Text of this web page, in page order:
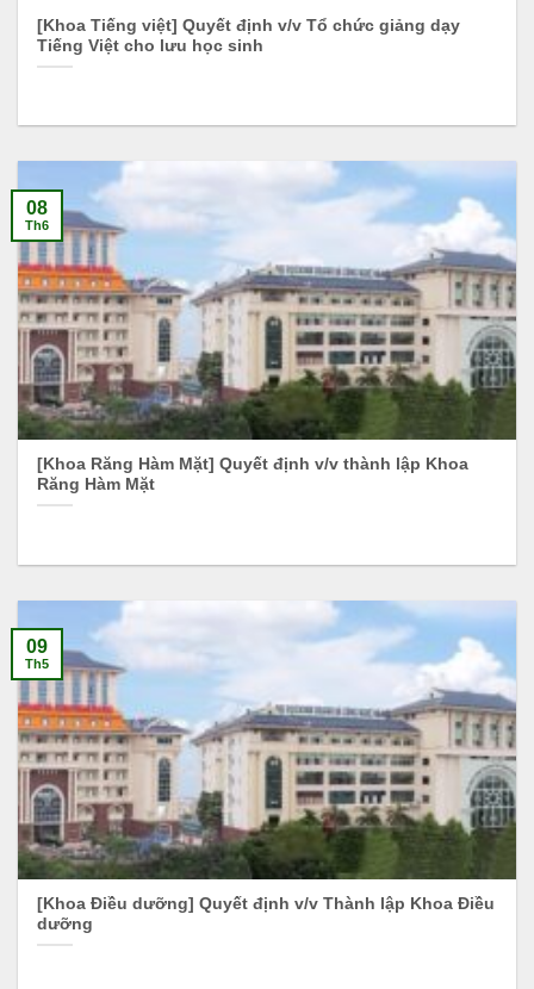
[Khoa Tiếng việt] Quyết định v/v Tổ chức giảng dạy
Tiếng Việt cho lưu học sinh
[Khoa Răng Hàm Mặt] Quyết định v/v thành lập Khoa
Răng Hàm Mặt
08
Th6
[Khoa Điều dưỡng] Quyết định v/v Thành lập Khoa Điều
dưỡng
09
Th5